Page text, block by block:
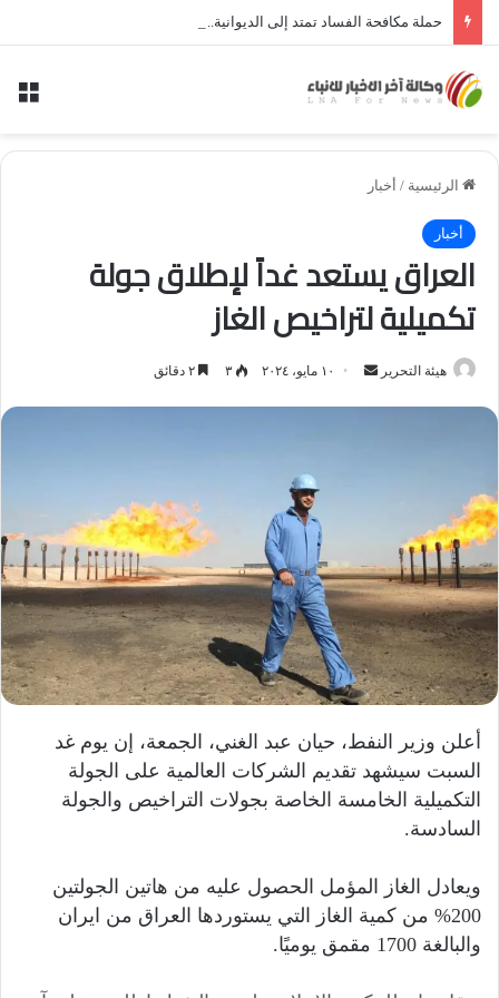
الرئيسية / أخبار
أخبار
العراق يستعد غداً لإطلاق جولة
تكميلية لتراخيص الغاز
هيئة التحرير
أرسل
١٠ مايو، ٢٠٢٤ ٣
أعلن وزير النفط، حيان عبد الغني، الجمعة، إن يوم غد
السبت سيشهد تقديم الشركات العالمية على الجولة
التكميلية الخامسة الخاصة بجولات التراخيص والجولة
السادسة.
ويعادل الغاز المؤمل الحصول عليه من هاتين الجولتين
200% من كمية الغاز التي يستوردها العراق من ايران
والبالغة 1700 مقمق يوميًا.